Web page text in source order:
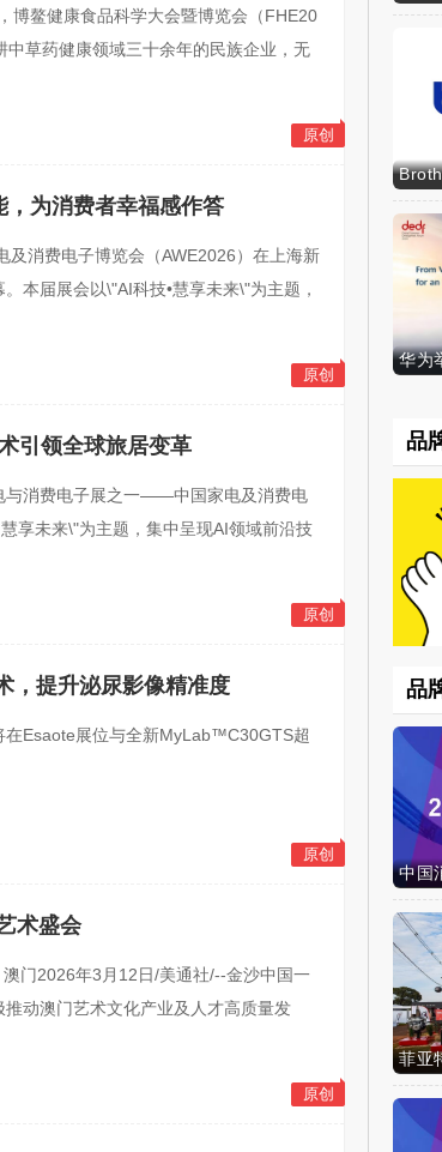
博鳌健康食品科学大会暨博览会（FHE20
草药健康领域三十余年的民族企业，无
原创
为消费者幸福感作答
及消费电子博览会（AWE2026）在上海新
本届展会以\"AI科技•慧享未来\"为主题，
原创
引领全球旅居变革
与消费电子展之一——中国家电及消费电
享未来\"为主题，集中呈现AI领域前沿技
原创
，提升泌尿影像精准度
Esaote展位与全新MyLab™C30GTS超
原创
术盛会
门2026年3月12日/美通社/--金沙中国一
动澳门艺术文化产业及人才高质量发
原创
华为
品
品